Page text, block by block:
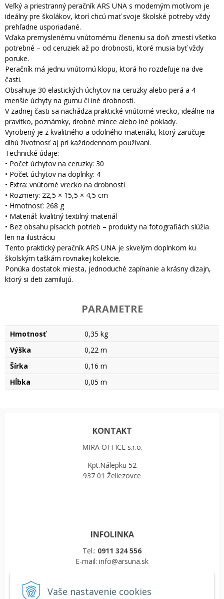
Vaše nastavenie cookies
Veľký a priestranný peračník ARS UNA s moderným motívom je
ideálny pre školákov, ktorí chcú mať svoje školské potreby vždy
prehľadne usporiadané.
Vďaka premyslenému vnútornému členeniu sa doň zmestí všetko
potrebné – od ceruziek až po drobnosti, ktoré musia byť vždy
poruke.
Peračník má jednu vnútornú klopu, ktorá ho rozdeľuje na dve
časti.
Obsahuje 30 elastických úchytov na ceruzky alebo perá a 4
menšie úchyty na gumu či iné drobnosti.
V zadnej časti sa nachádza praktické vnútorné vrecko, ideálne na
pravítko, poznámky, drobné mince alebo iné poklady.
Vyrobený je z kvalitného a odolného materiálu, ktorý zaručuje
dlhú životnosť aj pri každodennom používaní.
Technické údaje:
• Počet úchytov na ceruzky: 30
• Počet úchytov na doplnky: 4
• Extra: vnútorné vrecko na drobnosti
• Rozmery: 22,5 × 15,5 × 4,5 cm
• Hmotnosť: 268 g
• Materiál: kvalitný textilný materiál
• Bez obsahu písacích potrieb – produkty na fotografiách slúžia
len na ilustráciu
Tento praktický peračník ARS UNA je skvelým doplnkom ku
školským taškám rovnakej kolekcie.
Ponúka dostatok miesta, jednoduché zapínanie a krásny dizajn,
ktorý si deti zamilujú.
PARAMETRE
Hmotnosť
0,35 kg
Výška
0,22 m
Šírka
0,16 m
Hĺbka
0,05 m
KONTAKT
MIRA OFFICE s.r.o.
Kpt.Nálepku 52
937 01 Želiezovce
INFOLINKA
Tel.: 0911 324 556
E-mail: info@arsuna.sk
VŠETKO O NÁKUPE